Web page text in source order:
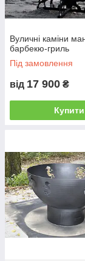
Вуличні каміни
барбекю-гриль
Під замовлення
від 17 900 ₴
Купити